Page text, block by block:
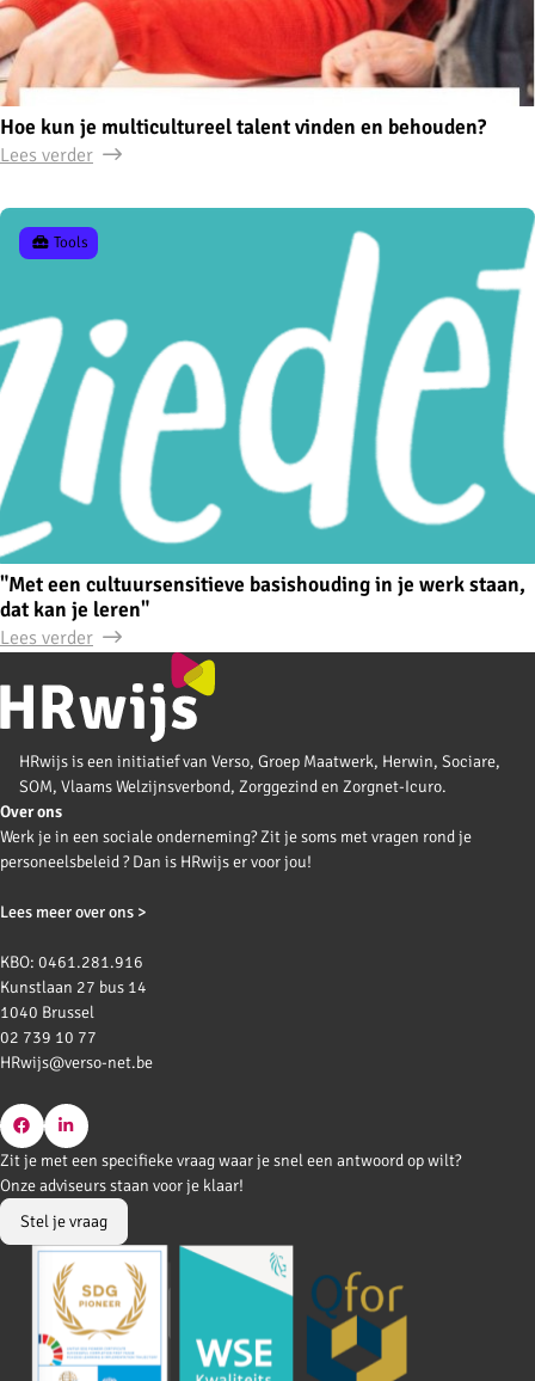
Hoe kun je multicultureel talent vinden en behouden?
Lees verder
"Met een cultuursensitieve basishouding in je werk staan,
dat kan je leren"
Tools
Lees verder
HRwijs is een initiatief van Verso, Groep Maatwerk, Herwin, Sociare,
SOM, Vlaams Welzijnsverbond, Zorggezind en Zorgnet-Icuro.
Over ons
Werk je in een sociale onderneming? Zit je soms met vragen rond je
personeelsbeleid ? Dan is HRwijs er voor jou!
Lees meer over ons >
KBO: 0461.281.916
Kunstlaan 27 bus 14
1040 Brussel
02 739 10 77
HRwijs@verso-net.be
Go
to
Facebook
Go
to
LinkedIn
Zit je met een specifieke vraag waar je snel een antwoord op wilt?
Onze adviseurs staan voor je klaar!
Stel je vraag